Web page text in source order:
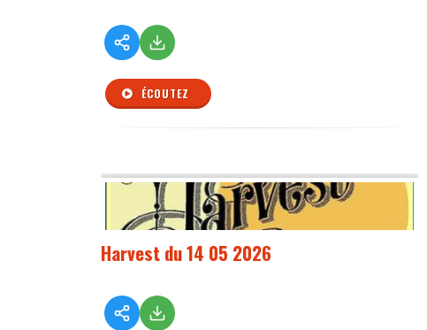
ÉCOUTEZ
Harvest du 14 05 2026